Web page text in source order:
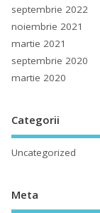
septembrie 2022
noiembrie 2021
martie 2021
septembrie 2020
martie 2020
Categorii
Uncategorized
Meta